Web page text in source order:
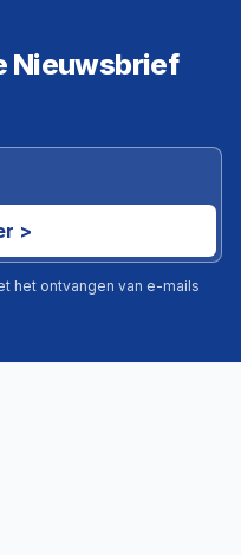
Nieuwsbrief
>
het ontvangen van e-mails